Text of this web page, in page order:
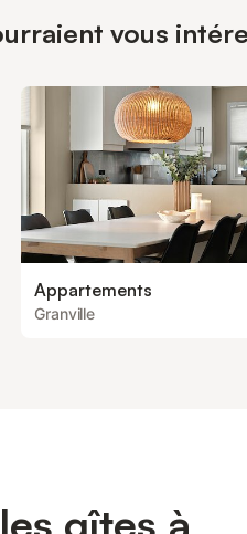
vous
Appartements
Granville
gîtes à